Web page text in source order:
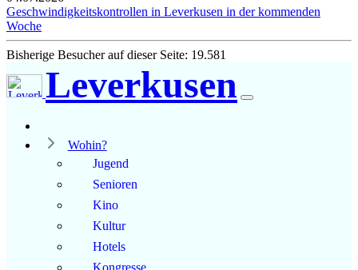
Geschwindigkeitskontrollen in Leverkusen in der kommenden
Woche
Bisherige Besucher auf dieser Seite: 19.581
Leverkusen
Wohin?
Jugend
Senioren
Kino
Kultur
Hotels
Kongresse